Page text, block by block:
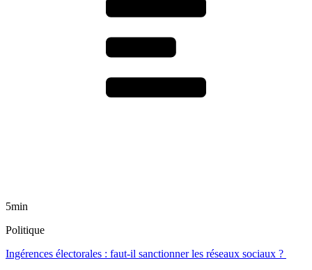
5min
Politique
Ingérences électorales : faut-il sanctionner les réseaux sociaux ?